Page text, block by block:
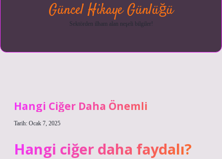
Güncel Hikaye Günlüğü
Sektörden ilham alan neşeli bilgiler!
Hangi Ciğer Daha Önemli
Tarih: Ocak 7, 2025
Hangi ciğer daha faydalı?